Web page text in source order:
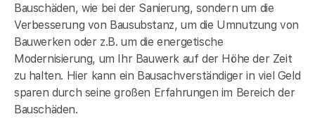
Bauschäden, wie bei der Sanierung, sondern um die
Verbesserung von Bausubstanz, um die Umnutzung von
Bauwerken oder z.B. um die energetische
Modernisierung, um Ihr Bauwerk auf der Höhe der Zeit
zu halten. Hier kann ein Bausachverständiger in viel Geld
sparen durch seine großen Erfahrungen im Bereich der
Bauschäden.